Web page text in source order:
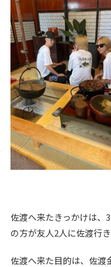
佐渡へ来たきっかけは、
の方が友人2人に佐渡行
佐渡へ来た目的は、佐渡